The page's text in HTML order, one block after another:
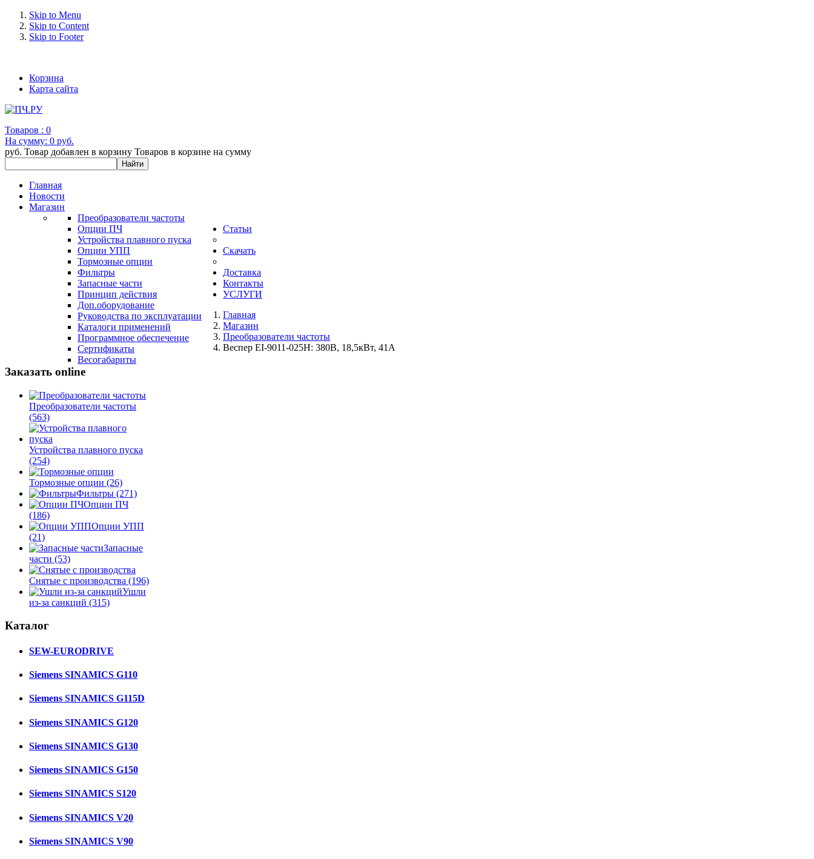
Skip to Menu
Skip to Content
Skip to Footer
Корзина
Карта сайта
Товаров : 0
На сумму: 0 руб.
руб. Товар добавлен в корзину Товаров в корзине на сумму
Главная
Новости
Магазин
Преобразователи частоты
Опции ПЧ
Устройства плавного пуска
Опции УПП
Тормозные опции
Фильтры
Запасные части
Статьи
Принцип действия
Доп.оборудование
Скачать
Руководства по эксплуатации
Каталоги применений
Программное обеспечение
Сертификаты
Весогабариты
Доставка
Контакты
УСЛУГИ
Главная
Магазин
Преобразователи частоты
Веспер ЕI-9011-025Н: 380В, 18,5кВт, 41А
Заказать online
Преобразователи частоты
(563)
Устройства плавного пуска
(254)
Тормозные опции (26)
Фильтры (271)
Опции ПЧ
(186)
Опции УПП
(21)
Запасные
части (53)
Снятые с производства (196)
Ушли
из-за санкций (315)
Каталог
SEW-EURODRIVE
Siemens SINAMICS G110
Siemens SINAMICS G115D
Siemens SINAMICS G120
Siemens SINAMICS G130
Siemens SINAMICS G150
Siemens SINAMICS S120
Siemens SINAMICS V20
Siemens SINAMICS V90